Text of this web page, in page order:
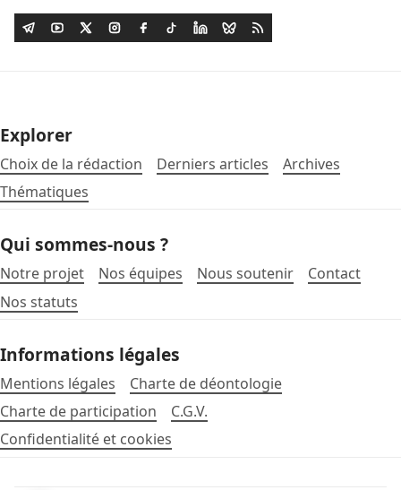
Explorer
Choix de la rédaction Derniers articles
Archives
Thématiques
Qui sommes-nous ?
Notre projet Nos équipes Nous soutenir
Contact
Nos statuts
Informations légales
Mentions légales
Charte de déontologie
Charte de participation
C.G.V.
Confidentialité et cookies